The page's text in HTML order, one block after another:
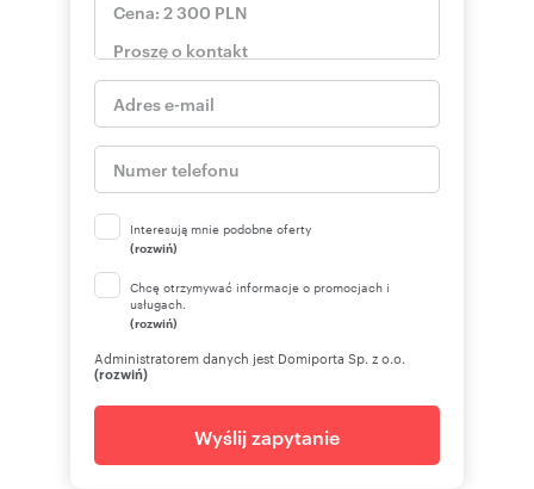
Interesują mnie podobne oferty
(rozwiń)
Chcę otrzymywać informacje o promocjach i
usługach.
(rozwiń)
Administratorem danych jest Domiporta Sp. z o.o.
(rozwiń)
Wyślij zapytanie